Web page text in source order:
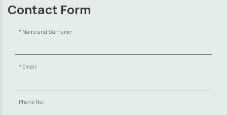
Contact Form
Name and Surname:
Email:
Phone No.: